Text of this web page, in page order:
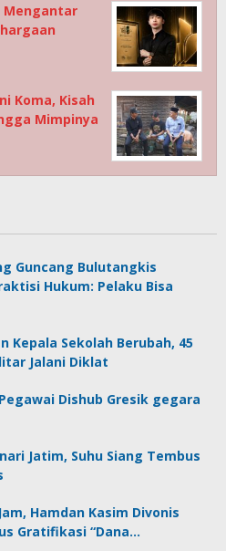
Mengantar
Koma, Kisah
Mimpinya
Guncang Bulutangkis
Hukum: Pelaku Bisa
Kepala Sekolah Berubah, 45
Jalani Diklat
Dishub Gresik gegara
Jatim, Suhu Siang Tembus
Hamdan Kasim Divonis
Gratifikasi “Dana…